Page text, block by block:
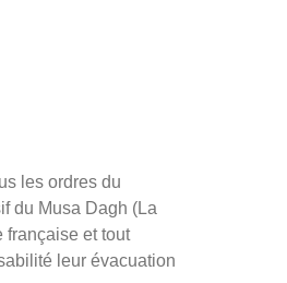
les ordres du
du Musa Dagh (La
française et tout
leur évacuation